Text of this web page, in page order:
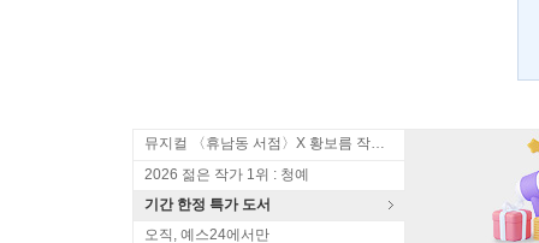
뮤지컬 〈휴남동 서점〉X 황보름 작가 북토크
2026 젊은 작가 1위 : 청예
기간 한정 특가 도서
오직, 예스24에서만